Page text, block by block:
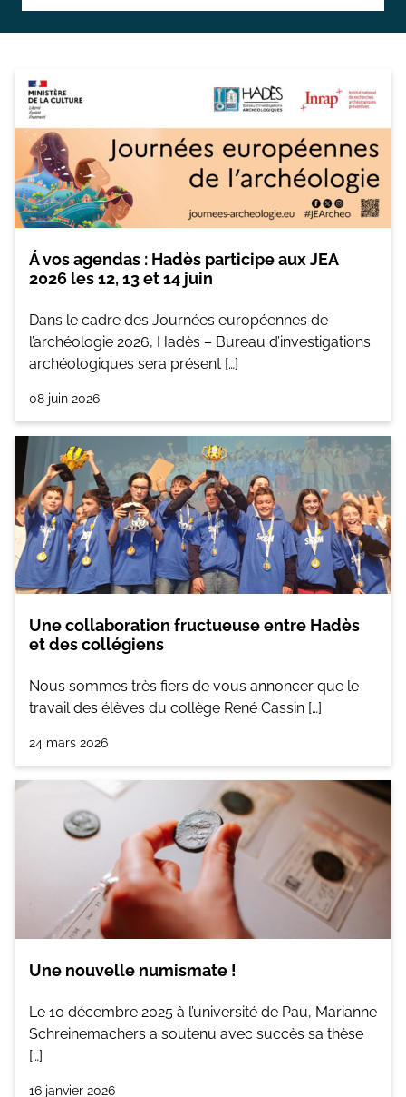
Topographie et Photogrammétrie
Inventaires du patrimoine
Systèmes d’information géographique
HArpage
La formation QGIS
Études du mobilier
Études archéobotaniques
Études géoarchéologiques
Communication et Valorisation
Á vos agendas : Hadès participe aux JEA
2026 les 12, 13 et 14 juin
Dans le cadre des Journées européennes de
l’archéologie 2026, Hadès – Bureau d’investigations
archéologiques sera présent […]
08 juin 2026
Une collaboration fructueuse entre Hadès
et des collégiens
Nous sommes très fiers de vous annoncer que le
travail des élèves du collège René Cassin […]
24 mars 2026
Une nouvelle numismate !
Le 10 décembre 2025 à l’université de Pau, Marianne
Schreinemachers a soutenu avec succès sa thèse
[…]
16 janvier 2026